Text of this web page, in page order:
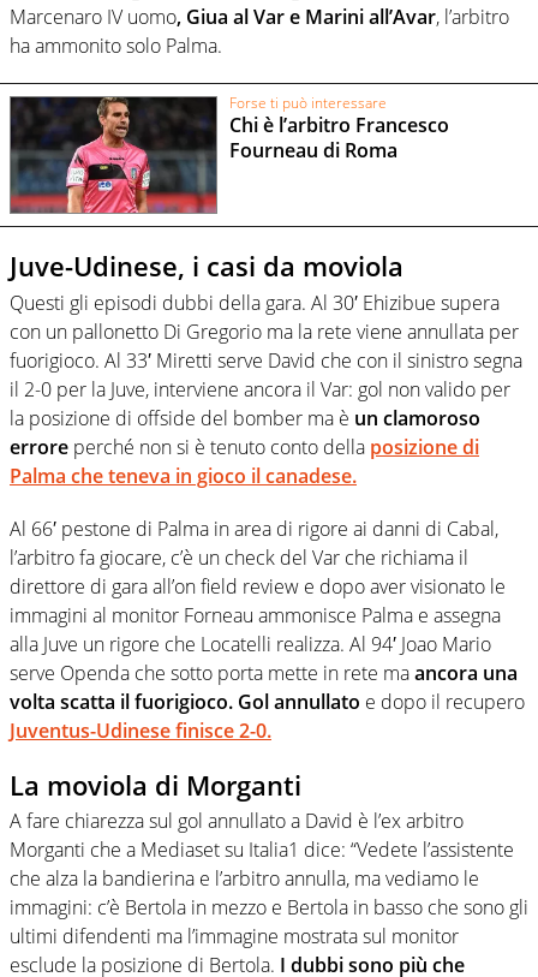
Marcenaro IV uomo, Giua al Var e Marini all’Avar, l’arbitro
ha ammonito solo Palma.
Forse ti può interessare
Chi è l’arbitro Francesco
Fourneau di Roma
Juve-Udinese, i casi da moviola
Questi gli episodi dubbi della gara. Al 30′ Ehizibue supera
con un pallonetto Di Gregorio ma la rete viene annullata per
fuorigioco. Al 33′ Miretti serve David che con il sinistro segna
il 2-0 per la Juve, interviene ancora il Var: gol non valido per
la posizione di offside del bomber ma è un clamoroso
errore perché non si è tenuto conto della posizione di
Palma che teneva in gioco il canadese.
Al 66′ pestone di Palma in area di rigore ai danni di Cabal,
l’arbitro fa giocare, c’è un check del Var che richiama il
direttore di gara all’on field review e dopo aver visionato le
immagini al monitor Forneau ammonisce Palma e assegna
alla Juve un rigore che Locatelli realizza. Al 94′ Joao Mario
serve Openda che sotto porta mette in rete maancora una
volta scatta il fuorigioco. Gol annullato e dopo il recupero
Juventus-Udinese finisce 2-0.
La moviola di Morganti
A fare chiarezza sul gol annullato a David è l’ex arbitro
Morganti che a Mediaset su Italia1 dice: “Vedete l’assistente
che alza la bandierina e l’arbitro annulla, ma vediamo le
immagini: c’è Bertola in mezzo e Bertola in basso che sono gli
ultimi difendenti ma l’immagine mostrata sul monitor
esclude la posizione di Bertola. I dubbi sono più che